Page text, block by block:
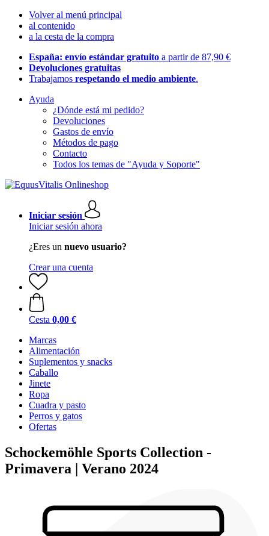
Volver al menú principal
al contenido
a la cesta de la compra
España: envío estándar gratuito a partir de 87,90 €
Devoluciones gratuitas
Trabajamos respetando el medio ambiente.
Ayuda
¿Dónde está mi pedido?
Devoluciones
Gastos de envío
Métodos de pago
Contacto
Todos los temas de "Ayuda y Soporte"
Iniciar sesión
Iniciar sesión ahora
¿Eres un nuevo usuario?
Crear una cuenta
Cesta 0,00 €
Marcas
Alimentación
Suplementos y snacks
Caballo
Jinete
Ropa
Cuadra y pasto
Perros y gatos
Ofertas
Schockemöhle Sports Collection -
Primavera | Verano 2024